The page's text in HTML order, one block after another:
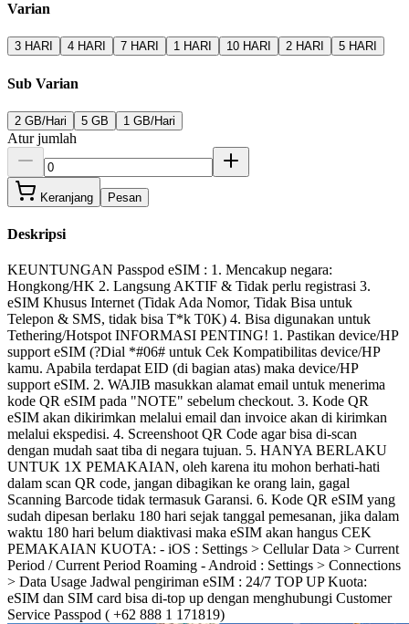
Varian
3 HARI 4 HARI 7 HARI 1 HARI 10 HARI 2 HARI 5 HARI
Sub Varian
2 GB/Hari 5 GB 1 GB/Hari
Atur jumlah
Keranjang Pesan
Deskripsi
KEUNTUNGAN Passpod eSIM : 1. Mencakup negara:
Hongkong/HK 2. Langsung AKTIF & Tidak perlu registrasi 3.
eSIM Khusus Internet (Tidak Ada Nomor, Tidak Bisa untuk
Telepon & SMS, tidak bisa T*k T0K) 4. Bisa digunakan untuk
Tethering/Hotspot INFORMASI PENTING! 1. Pastikan device/HP
support eSIM (?Dial *#06# untuk Cek Kompatibilitas device/HP
kamu. Apabila terdapat EID (di bagian atas) maka device/HP
support eSIM. 2. WAJIB masukkan alamat email untuk menerima
kode QR eSIM pada "NOTE" sebelum checkout. 3. Kode QR
eSIM akan dikirimkan melalui email dan invoice akan di kirimkan
melalui ekspedisi. 4. Screenshoot QR Code agar bisa di-scan
dengan mudah saat tiba di negara tujuan. 5. HANYA BERLAKU
UNTUK 1X PEMAKAIAN, oleh karena itu mohon berhati-hati
dalam scan QR code, jangan dibagikan ke orang lain, gagal
Scanning Barcode tidak termasuk Garansi. 6. Kode QR eSIM yang
sudah dipesan berlaku 180 hari sejak tanggal pemesanan, jika dalam
waktu 180 hari belum diaktivasi maka eSIM akan hangus CEK
PEMAKAIAN KUOTA: - iOS : Settings > Cellular Data > Current
Period / Current Period Roaming - Android : Settings > Connections
> Data Usage Jadwal pengiriman eSIM : 24/7 TOP UP Kuota:
eSIM dan SIM card bisa di-top up dengan menghubungi Customer
Service Passpod ( +62 888 1 171819)